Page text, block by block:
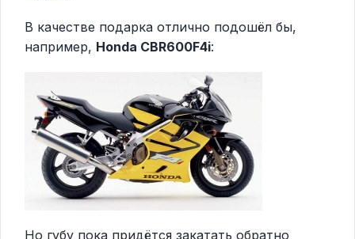
В качестве подарка отлично подошёл бы,
например, Honda CBR600F4i:
Но губу пока придётся закатать обратно